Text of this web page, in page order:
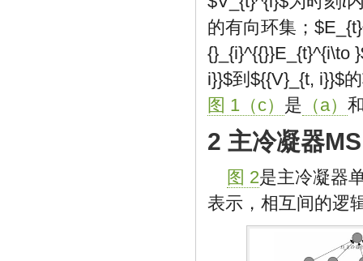
的有向环集；
{}_{i}^{{}}E_{t}^{i\to
i}}$到 ${{V}_{t, i}}$
图 1（c） 是 （a）
2 主冷凝器
图 2是主冷凝器
表示，相互间的逻